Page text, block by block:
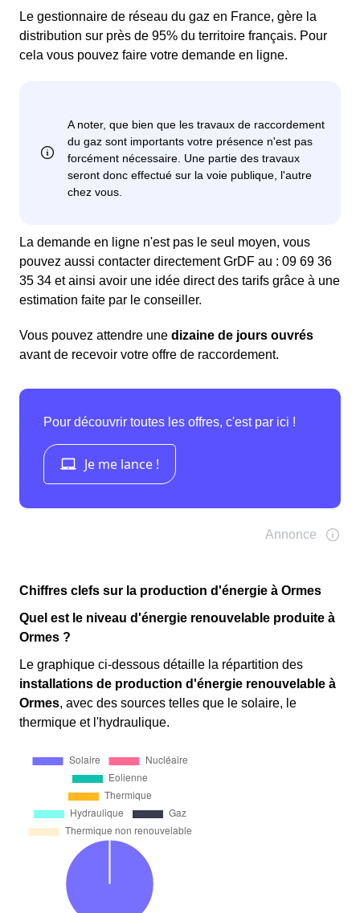
Le gestionnaire de réseau du gaz en France, gère la
distribution sur près de 95% du territoire français. Pour
cela vous pouvez faire votre demande en ligne.
La demande en ligne n'est pas le seul moyen, vous
pouvez aussi contacter directement GrDF au : 09 69 36
35 34 et ainsi avoir une idée direct des tarifs grâce à une
estimation faite par le conseiller.
Vous pouvez attendre une dizaine de jours ouvrés
avant de recevoir votre offre de raccordement.
Chiffres clefs sur la production d'énergie à Ormes
Quel est le niveau d'énergie renouvelable produite à
Ormes ?
Le graphique ci-dessous détaille la répartition des
installations de production d'énergie renouvelable à
Ormes, avec des sources telles que le solaire, le
thermique et l'hydraulique.